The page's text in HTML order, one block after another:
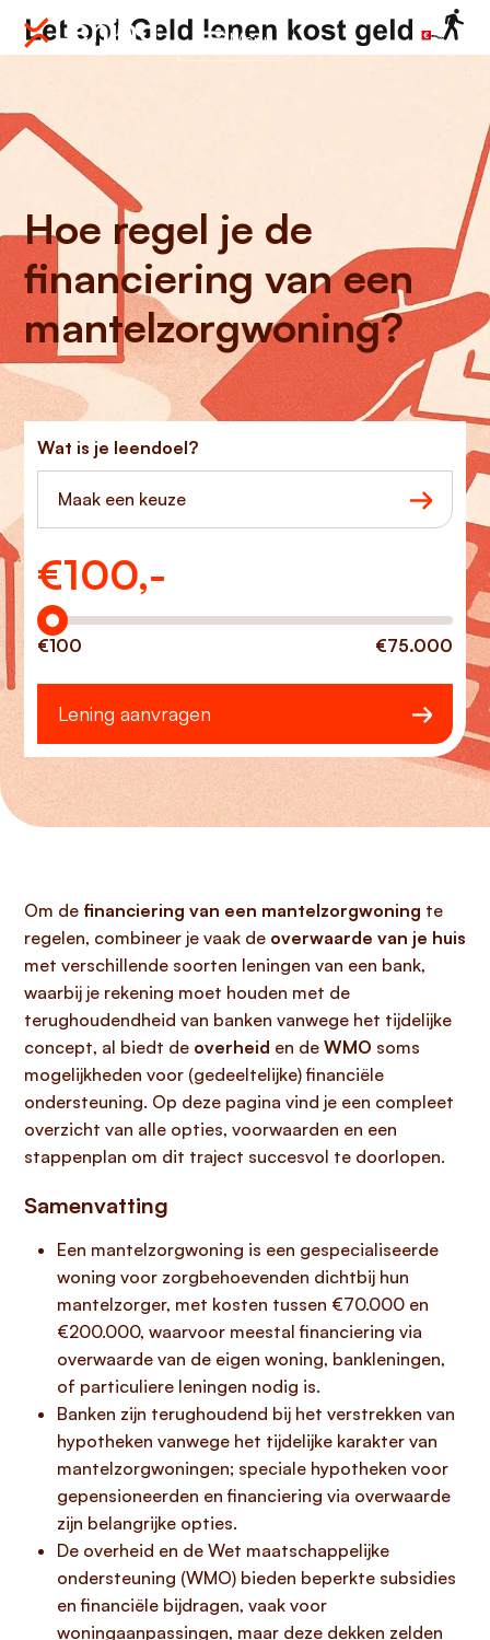
Menu
Hoe regel je de
financiering van een
mantelzorgwoning?
Wat is je leendoel?
Maak een keuze
€100,-
Hoeveel wilt u lenen?
€100 €75.000
Lening aanvragen
Om de financiering van een mantelzorgwoning te
regelen, combineer je vaak de overwaarde van je huis
met verschillende soorten leningen van een bank,
waarbij je rekening moet houden met de
terughoudendheid van banken vanwege het tijdelijke
concept, al biedt de overheid en de WMO soms
mogelijkheden voor (gedeeltelijke) financiële
ondersteuning. Op deze pagina vind je een compleet
overzicht van alle opties, voorwaarden en een
stappenplan om dit traject succesvol te doorlopen.
Samenvatting
Een mantelzorgwoning is een gespecialiseerde
woning voor zorgbehoevenden dichtbij hun
mantelzorger, met kosten tussen €70.000 en
€200.000, waarvoor meestal financiering via
overwaarde van de eigen woning, bankleningen,
of particuliere leningen nodig is.
Banken zijn terughoudend bij het verstrekken van
hypotheken vanwege het tijdelijke karakter van
mantelzorgwoningen; speciale hypotheken voor
gepensioneerden en financiering via overwaarde
zijn belangrijke opties.
De overheid en de Wet maatschappelijke
ondersteuning (WMO) bieden beperkte subsidies
en financiële bijdragen, vaak voor
woningaanpassingen, maar deze dekken zelden